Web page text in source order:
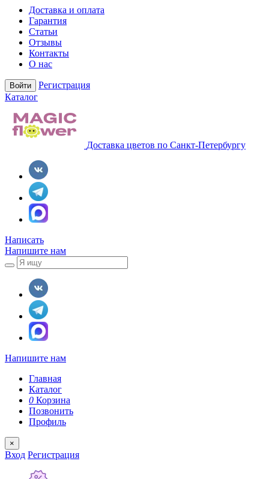
Доставка и оплата
Гарантия
Статьи
Отзывы
Контакты
О нас
Войти
Регистрация
Каталог
Доставка цветов по Санкт-Петербургу
Написать
Напишите нам
Напишите нам
Главная
Каталог
0 Корзина
Позвонить
Профиль
×
Вход Регистрация